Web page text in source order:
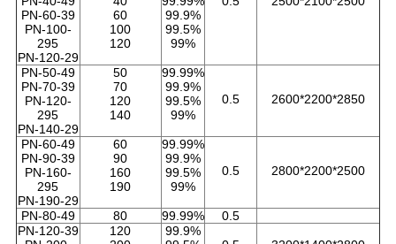
バ
シ
ポ
リ
シ
PN-60-39
PN-100-
295
PN-120-29
60
100
120
99.9%
99.5%
99%
PN-50-49
PN-70-39
PN-120-
295
PN-140-29
50
70
120
140
99.99%
99.9%
99.5%
99%
0.5 2600*2200*2850
PN-60-49
PN-90-39
PN-160-
295
PN-190-29
60
90
160
190
99.99%
99.9%
99.5%
99%
0.5 2800*2200*2500
PN-80-49 80 99.99%
0.5
PN-120-39
120
99.9%